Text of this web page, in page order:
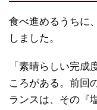
食べ進めるうちに
しました。
「素晴らしい完
ころがある。前回
ランスは、その『